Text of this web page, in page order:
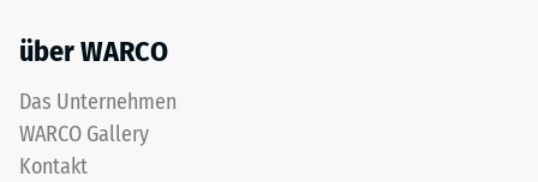
über WARCO
Das Unternehmen
WARCO Gallery
Kontakt